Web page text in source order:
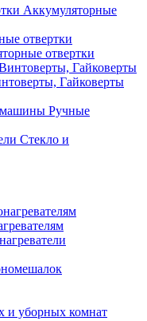
Аккумуляторные
отвертки
отвертки
Гайковерты
Ручные
Стекло и